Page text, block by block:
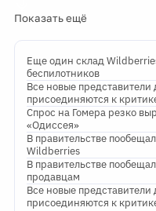
Показать ещё
Еще один склад
беспилотников
Все новые
присоединяются к
Спрос на Гомера резко
«Одиссея»
В правительстве
Wildberries
В правительстве
продавцам
Все новые
присоединяются к